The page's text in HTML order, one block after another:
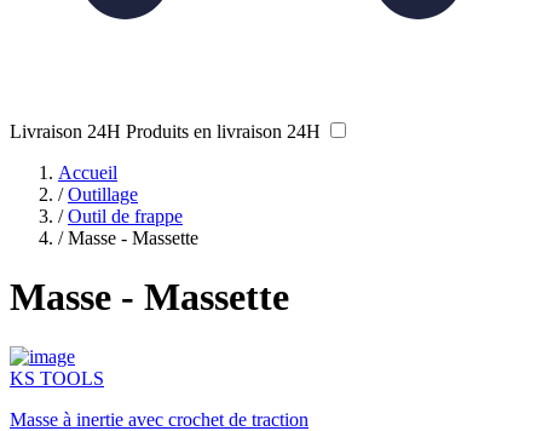
Livraison 24H Produits en livraison 24H
Accueil
/ Outillage
/ Outil de frappe
/ Masse - Massette
Masse - Massette
KS TOOLS
Masse à inertie avec crochet de traction